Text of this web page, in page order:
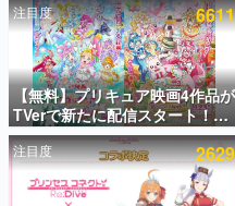
電ファミのいま読まれている
アプリセール情報
インタビュー
連載・特集一
注目度 6611
【無料】プリキュア映画4作品が
TVerで新たに配信スタート！な
んと2018年～2024年の映画ほぼ
すべてが見放題に、ぶっちゃけ
ありえないラインナップ
注目度 2629